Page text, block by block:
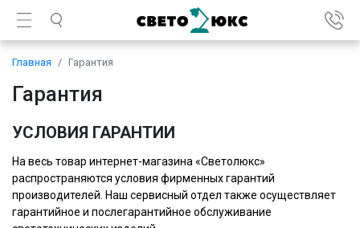
Главная Гарантия
Гарантия
УСЛОВИЯ ГАРАНТИИ
На весь товар интернет-магазина «Cветолюкс»
распространяются условия фирменных гарантий
производителей. Наш сервисный отдел также осуществляет
гарантийное и послегарантийное обслуживание